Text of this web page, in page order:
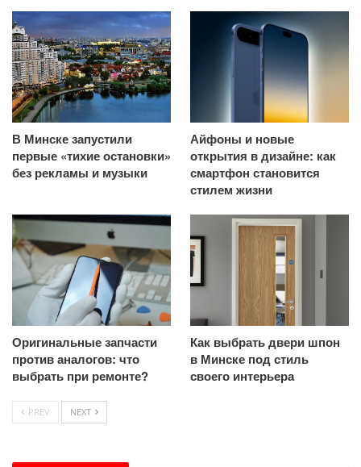
В Минске запустили
первые «тихие остановки»
без рекламы и музыки
Айфоны и новые
открытия в дизайне: как
смартфон становится
стилем жизни
Оригинальные запчасти
против аналогов: что
выбрать при ремонте?
Как выбрать двери шпон
в Минске под стиль
своего интерьера
PREV NEXT